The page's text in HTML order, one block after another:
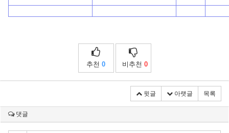
추천 0 비추천 0
윗글 아랫글 목록
댓글